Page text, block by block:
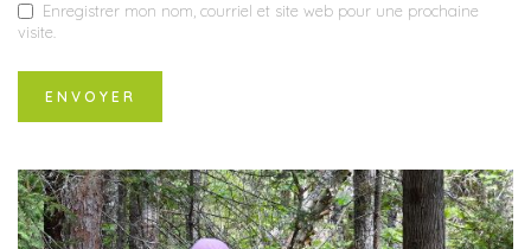
Enregistrer mon nom, courriel et site web pour une prochaine
visite.